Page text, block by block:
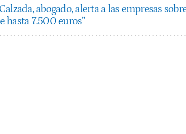
abogado, alerta a las empresas
hasta 7.500 euros”